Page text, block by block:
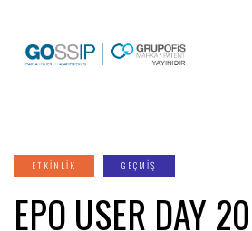
ETKINLIK GEÇMİŞ
EPO USER DAY